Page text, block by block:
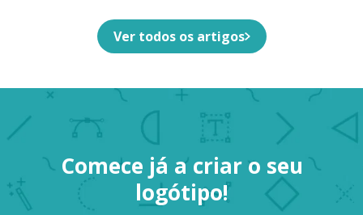
Ver todos os artigos
Comece já a criar o seu
logótipo!